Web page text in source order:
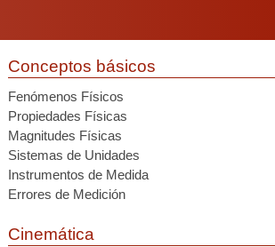
Conceptos básicos
Fenómenos Físicos
Propiedades Físicas
Magnitudes Físicas
Sistemas de Unidades
Instrumentos de Medida
Errores de Medición
Cinemática